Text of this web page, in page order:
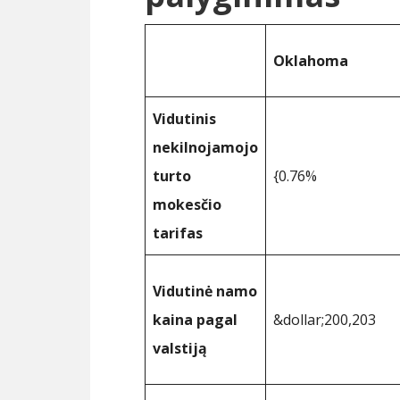
Oklahoma
Vidutinis
nekilnojamojo
turto
mokesčio
tarifas
{0.76%
Vidutinė namo
kaina pagal
valstiją
&dollar;200,203